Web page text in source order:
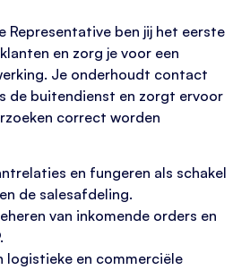
Representative ben jij het eerste
en zorg je voor een
Je onderhoudt contact
de buitendienst en zorgt ervoor
correct worden
en fungeren als schakel
de salesafdeling.
van inkomende orders en
logistieke en commerciële